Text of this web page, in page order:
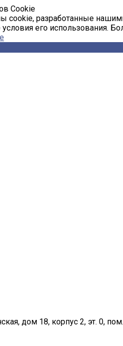
Cookie
разработанные
его использования.
дом 18, корпус 2, эт. 0,